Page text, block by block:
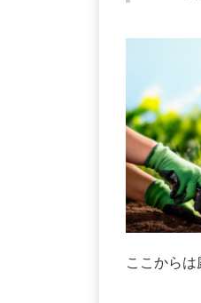
ここからは